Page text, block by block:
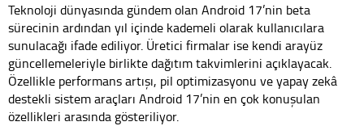
Teknoloji dünyasında gündem olan Android 17’nin beta
sürecinin ardından yıl içinde kademeli olarak kullanıcılara
sunulacağı ifade ediliyor. Üretici firmalar ise kendi arayüz
güncellemeleriyle birlikte dağıtım takvimlerini açıklayacak.
Özellikle performans artışı, pil optimizasyonu ve yapay zekâ
destekli sistem araçları Android 17’nin en çok konuşulan
özellikleri arasında gösteriliyor.